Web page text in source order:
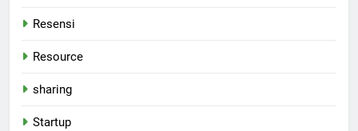
Resensi
Resource
sharing
Startup